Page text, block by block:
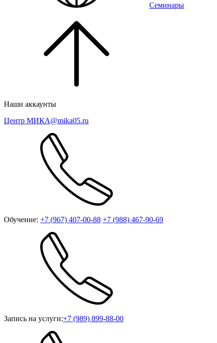
Семинары
Наши аккаунты
Центр МИКА@mika05.ru
Обучение: +7 (967) 407-00-88 +7 (988) 467-90-69
Запись на услуги:+7 (989) 899-88-00